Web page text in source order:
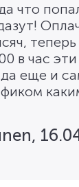
что
в час эти
еще и
,